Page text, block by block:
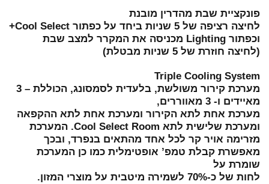
פונקציית שבת מהדרין מובנת
לחיצה רציפה של 5 שניות ביחד על כפתור Cool Select+
וכפתור Lighting מכניסה את המקרר למצב שבת
(לחיצה חוזרת של 5 שניות מבטלת)
Triple Cooling System
מערכת קירור משולשת, בלעדית לסמסונג, הכוללת – 3
מאיידים ו- 3 מאווררים,
מערכת אחת לתא הקירור ומערכת אחת לתא ההקפאה
ומערכת שלישית לתא Cool Select Room. המערכת
מזרימה אויר קר לכל אחד מהתאים בנפרד, ובכך
מאפשרת קבלת טמפ’ אופטימלית כמו כן המערכת
שומרת על
לחות של כ-70% לשמירה מיטבית על מוצרי המזון.